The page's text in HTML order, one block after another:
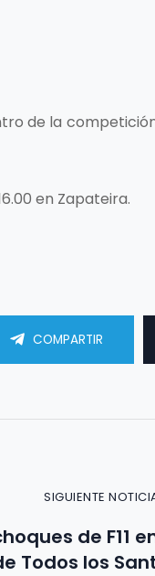
de la
en Zapateira.
COMPARTIR
SIGUIENTE
de F11
Todos los